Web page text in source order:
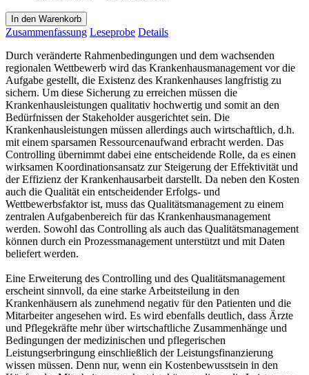
In den Warenkorb
Zusammenfassung Leseprobe Details
Durch veränderte Rahmenbedingungen und dem wachsenden
regionalen Wettbewerb wird das Krankenhausmanagement vor die
Aufgabe gestellt, die Existenz des Krankenhauses langfristig zu
sichern. Um diese Sicherung zu erreichen müssen die
Krankenhausleistungen qualitativ hochwertig und somit an den
Bedürfnissen der Stakeholder ausgerichtet sein. Die
Krankenhausleistungen müssen allerdings auch wirtschaftlich, d.h.
mit einem sparsamen Ressourcenaufwand erbracht werden. Das
Controlling übernimmt dabei eine entscheidende Rolle, da es einen
wirksamen Koordinationsansatz zur Steigerung der Effektivität und
der Effizienz der Krankenhausarbeit darstellt. Da neben den Kosten
auch die Qualität ein entscheidender Erfolgs- und
Wettbewerbsfaktor ist, muss das Qualitätsmanagement zu einem
zentralen Aufgabenbereich für das Krankenhausmanagement
werden. Sowohl das Controlling als auch das Qualitätsmanagement
können durch ein Prozessmanagement unterstützt und mit Daten
beliefert werden.
Eine Erweiterung des Controlling und des Qualitätsmanagement
erscheint sinnvoll, da eine starke Arbeitsteilung in den
Krankenhäusern als zunehmend negativ für den Patienten und die
Mitarbeiter angesehen wird. Es wird ebenfalls deutlich, dass Ärzte
und Pflegekräfte mehr über wirtschaftliche Zusammenhänge und
Bedingungen der medizinischen und pflegerischen
Leistungserbringung einschließlich der Leistungsfinanzierung
wissen müssen. Denn nur, wenn ein Kostenbewusstsein in den